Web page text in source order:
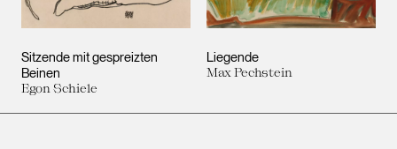
Sitzende mit gespreizten
Beinen
Egon Schiele
Liegende
Max Pechstein